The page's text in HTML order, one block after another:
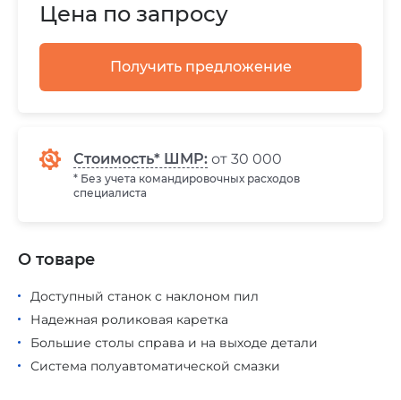
Цена по запросу
Получить предложение
Стоимость* ШМР: от 30 000
* Без учета командировочных расходов
специалиста
Доступный станок с наклоном пил
Надежная роликовая каретка
Большие столы справа и на выходе детали
Система полуавтоматической смазки
О товаре